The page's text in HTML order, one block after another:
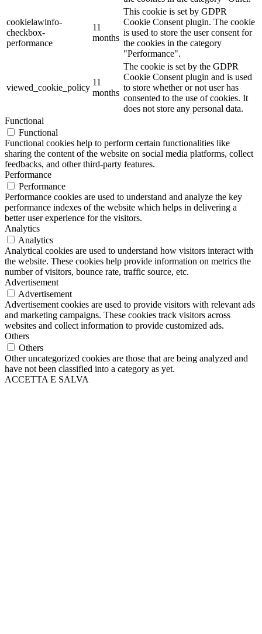
cookielawinfo-
checkbox-
performance
11
months
This cookie is set by GDPR
Cookie Consent plugin. The cookie
is used to store the user consent for
the cookies in the category
"Performance".
viewed_cookie_policy
11
months
The cookie is set by the GDPR
Cookie Consent plugin and is used
to store whether or not user has
consented to the use of cookies. It
does not store any personal data.
Functional
Functional
Functional cookies help to perform certain functionalities like
sharing the content of the website on social media platforms, collect
feedbacks, and other third-party features.
Performance
Performance
Performance cookies are used to understand and analyze the key
performance indexes of the website which helps in delivering a
better user experience for the visitors.
Analytics
Analytics
Analytical cookies are used to understand how visitors interact with
the website. These cookies help provide information on metrics the
number of visitors, bounce rate, traffic source, etc.
Advertisement
Advertisement
Advertisement cookies are used to provide visitors with relevant ads
and marketing campaigns. These cookies track visitors across
websites and collect information to provide customized ads.
Others
Others
Other uncategorized cookies are those that are being analyzed and
have not been classified into a category as yet.
ACCETTA E SALVA